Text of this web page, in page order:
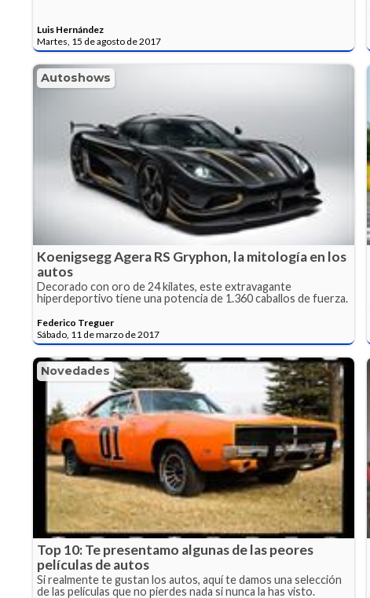
Luis Hernández
Martes, 15 de agosto de 2017
Autoshows
Koenigsegg Agera RS Gryphon, la mitología en los
autos
Decorado con oro de 24 kilates, este extravagante
hiperdeportivo tiene una potencia de 1.360 caballos de fuerza.
Federico Treguer
Sábado, 11 de marzo de 2017
Novedades
Top 10: Te presentamo algunas de las peores
películas de autos
Si realmente te gustan los autos, aquí te damos una selección
de las películas que no pierdes nada si nunca la has visto.